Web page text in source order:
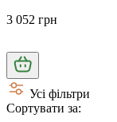
3 052 грн
Усі фільтри
Сортувати за: